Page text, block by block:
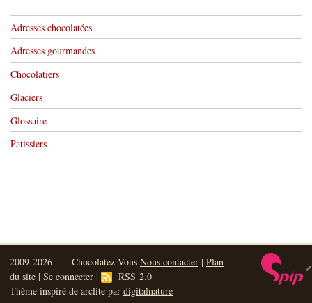
Adresses chocolatées
Adresses gourmandes
Chocolatiers
Glaciers
Glossaire
Patissiers
2009-2026 — Chocolatez-Vous Nous contacter | Plan
du site | Se connecter |
RSS 2.0
Thème inspiré de arclite par digitalnature